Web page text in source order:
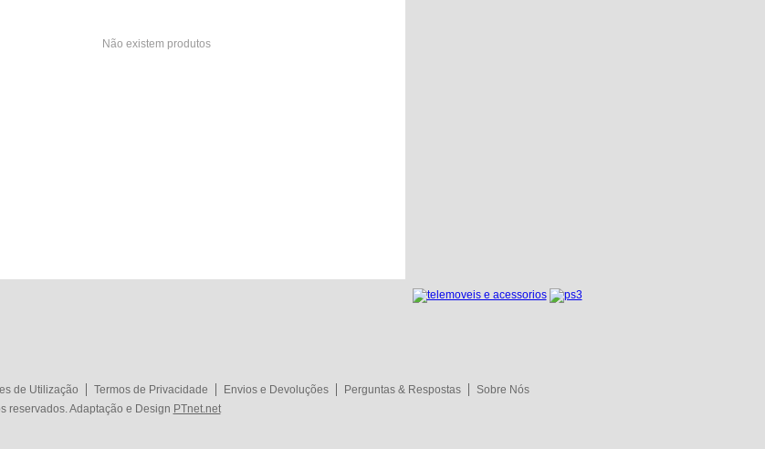
Não existem produtos
de Utilização Termos de Privacidade Envios e Devoluções Perguntas & Respostas
Sobre Nós
reservados. Adaptação e Design PTnet.net